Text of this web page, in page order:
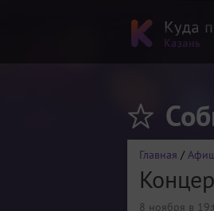
Главная /
8 ноября в